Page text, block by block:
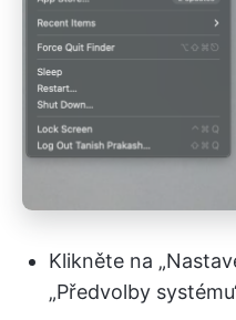
Klikněte na
„Předvolby